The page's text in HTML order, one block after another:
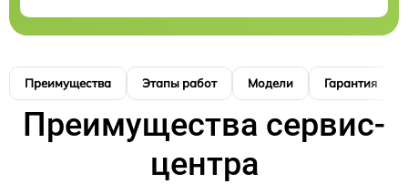
Преимущества Этапы работ Модели Гарантия
Преимущества сервис-
центра